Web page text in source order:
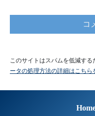
このサイトはスパムを低減する
ータの処理方法の詳細はこちら